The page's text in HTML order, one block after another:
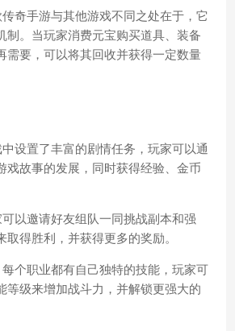
奇手游与其他游戏不同之处在于，它
制。当玩家消费元宝购买道具、装备
需要，可以将其回收并获得一定数量
设置了丰富的剧情任务，玩家可以通
戏故事的发展，同时获得经验、金币
以邀请好友组队一同挑战副本和强
取得胜利，并获得更多的奖励。
个职业都有自己独特的技能，玩家可
等级来增加战斗力，并解锁更强大的